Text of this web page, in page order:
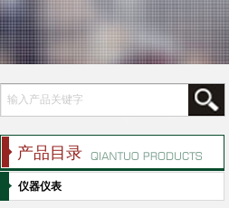
产品目录
仪器仪表